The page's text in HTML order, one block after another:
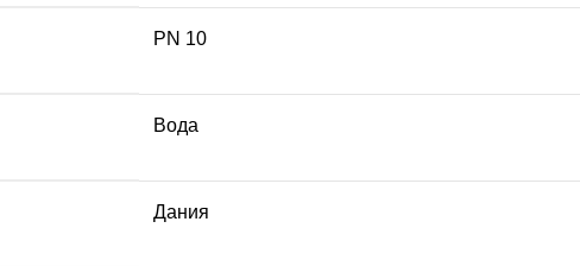
PN 10
Вода
Дания